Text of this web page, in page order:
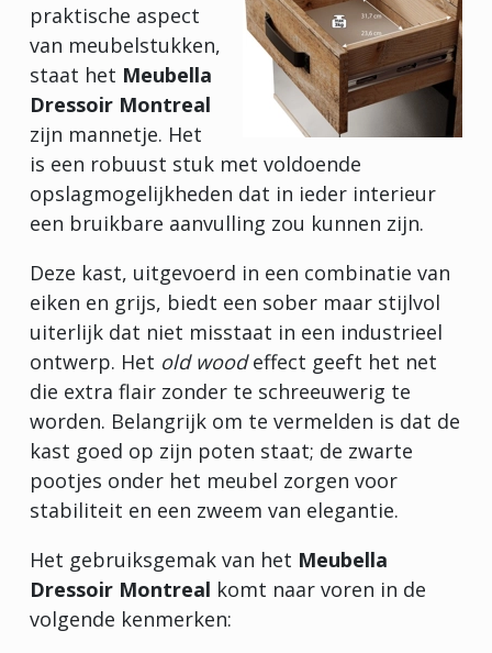
praktische aspect
van meubelstukken,
staat het Meubella
Dressoir Montreal
zijn mannetje. Het
is een robuust stuk met voldoende
opslagmogelijkheden dat in ieder interieur
een bruikbare aanvulling zou kunnen zijn.
Deze kast, uitgevoerd in een combinatie van
eiken en grijs, biedt een sober maar stijlvol
uiterlijk dat niet misstaat in een industrieel
ontwerp. Het old woodeffect geeft het net
die extra flair zonder te schreeuwerig te
worden. Belangrijk om te vermelden is dat de
kast goed op zijn poten staat; de zwarte
pootjes onder het meubel zorgen voor
stabiliteit en een zweem van elegantie.
Het gebruiksgemak van het Meubella
Dressoir Montreal komt naar voren in de
volgende kenmerken: